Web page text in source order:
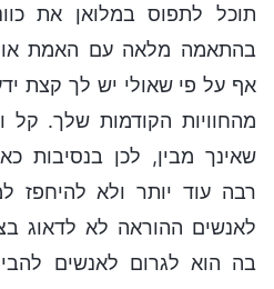
תוכל לתפוס במלואן את
בהתאמה מלאה עם האמת או
אף על פי שאולי יש לך קצת
מהחוויות הקודמות שלך. קל
שאינך מבין, לכן בנסיבות
רבה עוד יותר ולא להיחפז
לאנשים ההוראה לא לדאוג
בה הוא לגרום לאנשים